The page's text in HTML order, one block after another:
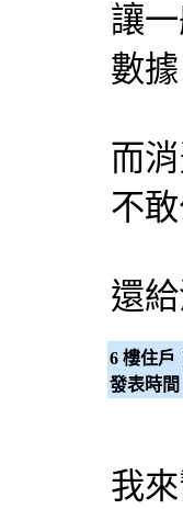
讓
數據
而
不
還
6 樓住戶
發表時間
我